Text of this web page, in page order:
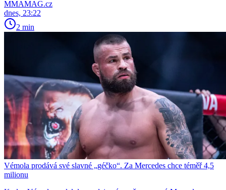
MMAMAG.cz
dnes, 23:22
2 min
Vémola prodává své slavné „géčko“. Za Mercedes chce téměř 4,5
milionu